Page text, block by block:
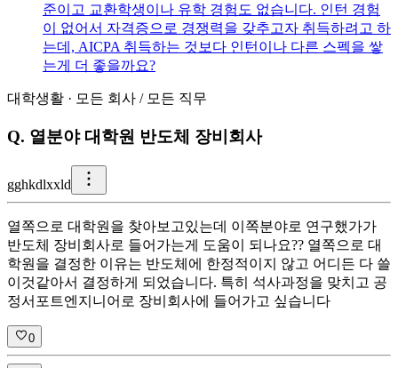
준이고 교환학생이나 유학 경험도 없습니다. 인턴 경험
이 없어서 자격증으로 경쟁력을 갖추고자 취득하려고 하
는데, AICPA 취득하는 것보다 인턴이나 다른 스펙을 쌓
는게 더 좋을까요?
대학생활 · 모든 회사 / 모든 직무
Q. 열분야 대학원 반도체 장비회사
gghkdlxxld
열쪽으로 대학원을 찾아보고있는데 이쪽분야로 연구했가가
반도체 장비회사로 들어가는게 도움이 되나요?? 열쪽으로 대
학원을 결정한 이유는 반도체에 한정적이지 않고 어디든 다 쓸
이것같아서 결정하게 되었습니다. 특히 석사과정을 맞치고 공
정서포트엔지니어로 장비회사에 들어가고 싶습니다
0